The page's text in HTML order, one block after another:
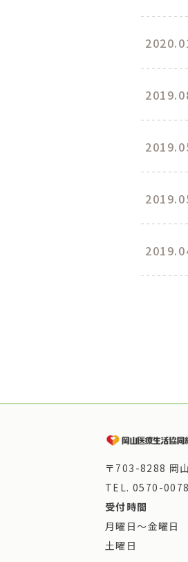
〒703-8288 岡
TEL. 0570-
受付時間
月曜日～金曜
土曜日 8：